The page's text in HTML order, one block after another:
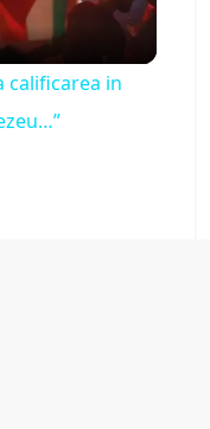
calificarea in